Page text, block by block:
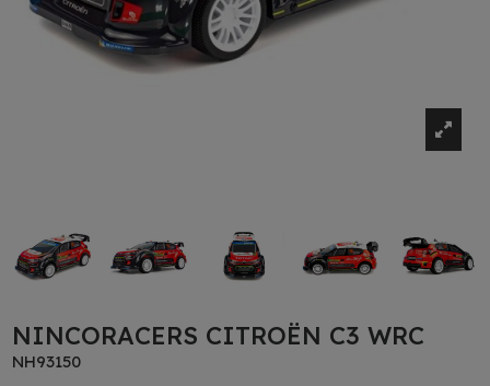
NINCORACERS CITROËN C3 WRC
NH93150